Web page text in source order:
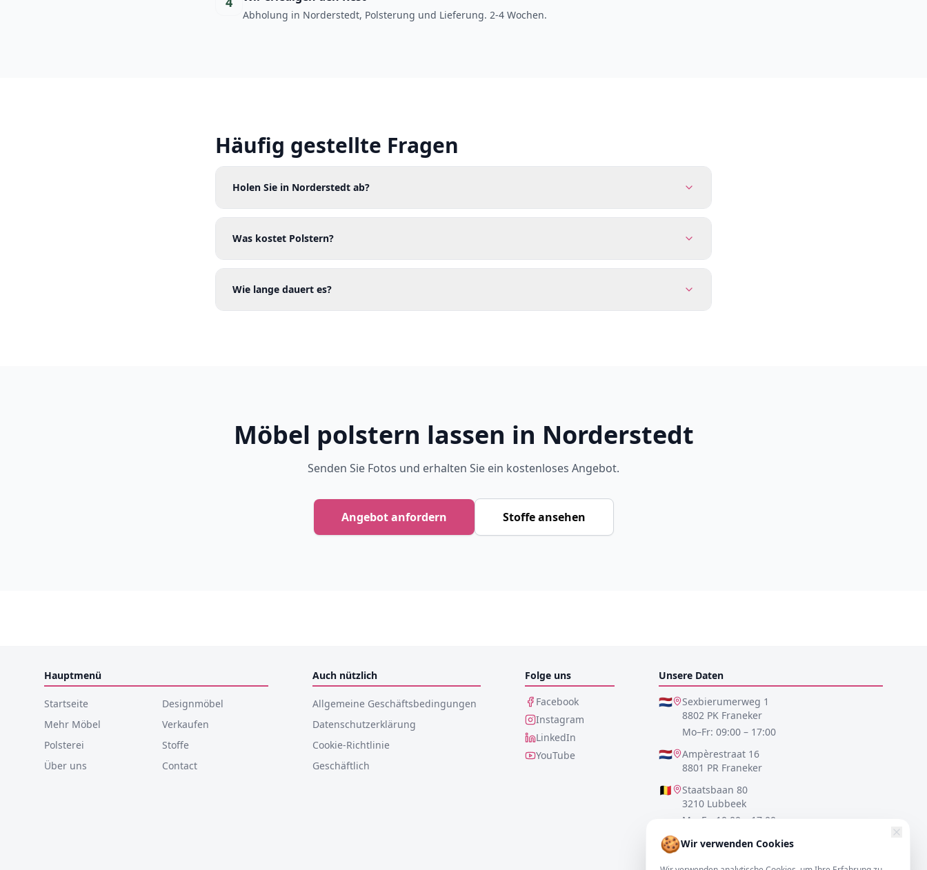
Abholung in Norderstedt, Polsterung und Lieferung. 2-4 Wochen.
Häufig gestellte Fragen
Holen Sie in Norderstedt ab?
Was kostet Polstern?
Wie lange dauert es?
Möbel polstern lassen in Norderstedt
Senden Sie Fotos und erhalten Sie ein kostenloses Angebot.
Angebot anfordern Stoffe ansehen
🍪Wir verwenden Cookies
Hauptmenü
Startseite
Designmöbel
Mehr Möbel
Verkaufen
Polsterei
Stoffe
Über uns
Contact
Auch nützlich
Allgemeine Geschäftsbedingungen
Datenschutzerklärung
Cookie-Richtlinie
Geschäftlich
Folge uns
Facebook
Instagram
LinkedIn
YouTube
Unsere Daten
🇳🇱
Sexbierumerweg 1
8802 PK Franeker
Mo–Fr: 09:00 – 17:00
🇳🇱
Ampèrestraat 16
8801 PR Franeker
🇧🇪
Staatsbaan 80
3210 Lubbeek
Mo–Fr: 10:00 – 17:00
🇩🇪
Lister Meile 48